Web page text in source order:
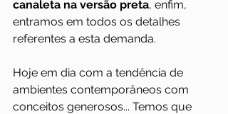
canaleta na versão preta, enfim,
entramos em todos os detalhes
referentes a esta demanda.
Hoje em dia com a tendência de
ambientes contemporâneos com
conceitos generosos... Temos que